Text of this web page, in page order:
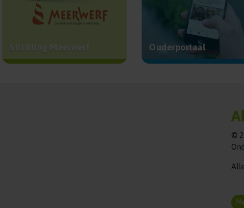
Stichting Meerwerf Ouderportaal
©